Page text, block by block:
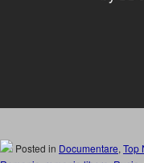
Posted in Documentare, Top